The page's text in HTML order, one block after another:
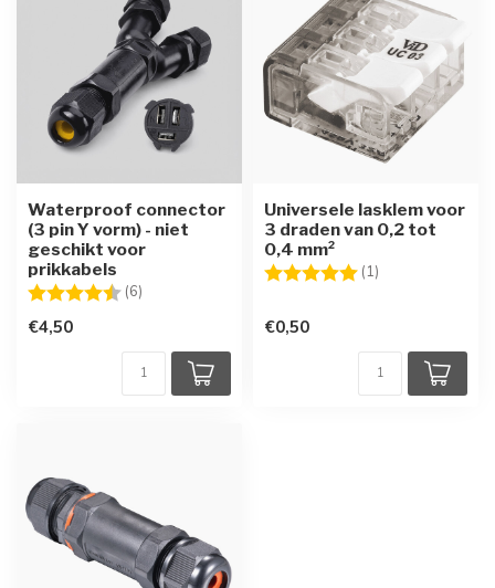
Waterproof connector
(3 pin Y vorm) - niet
geschikt voor
prikkabels
Beoordeling: (6)
€4,50
Universele lasklem voor
3 draden van 0,2 tot
0,4 mm²
Beoordeling: (1)
€0,50